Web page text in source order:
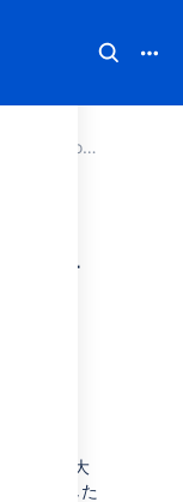
ドキュメント
Confluence セキュリティを設定する
対
試行の最大
。失敗した